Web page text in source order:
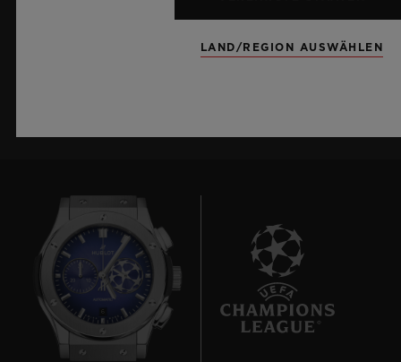
Neuigkeiten von Hublot informiert bleiben.
LAND/REGION AUSWÄHLEN